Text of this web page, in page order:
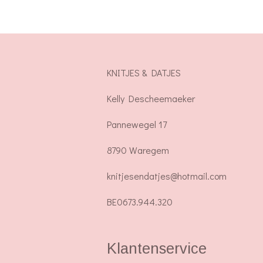
KNITJES & DATJES
Kelly Descheemaeker
Pannewegel 17
8790 Waregem
knitjesendatjes@hotmail.com
BE0673.944.320
Klantenservice